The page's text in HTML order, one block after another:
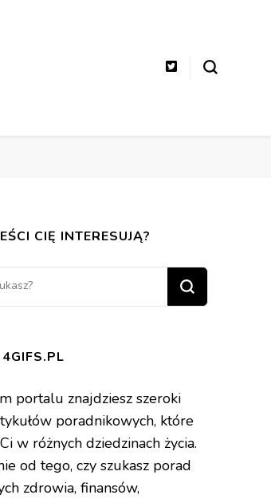
CIĘ INTERESUJĄ?
portalu znajdziesz szeroki
poradnikowych, które
w różnych dziedzinach życia.
od tego, czy szukasz porad
zdrowia, finansów,